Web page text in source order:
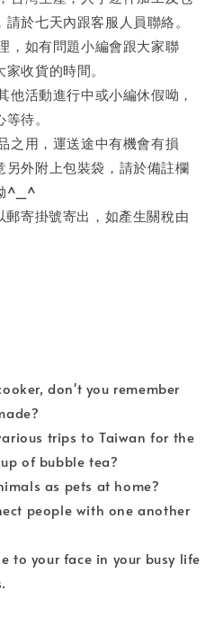
於七天內跟客服人員聯絡。
，如有問題小編會跟大家聯
收貨的時間。
活動進行中或小編休假呦，
待。
之用，運送途中有機會有損
外附上包裝袋，請於備註欄
^_^
寄掛號寄出，如產生關稅由
don't you remember
trips to Taiwan for the
of bubble tea?
as pets at home?
people with one another
to your face in your busy life